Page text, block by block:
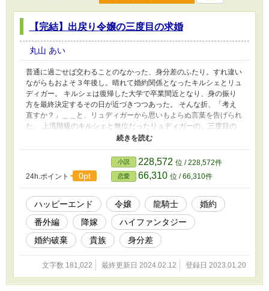
【完結】出戻り令嬢の三度目の求婚
丸山 あい
普通に過ごせば交わることのなかった、身分差のふたり。すれ違い
ながらもおよそ３年後し。晴れて婚約関係となったキルシェとリュ
ディガー。 キルシェは復帰した大学で卒業間近となり、身の振り
方を最終決定するその日が近づきつつあった。 そんな折、「考え
直すか？」＿＿と、リュディガーから思いもよらぬ言葉を告げられ
た。 上流階級のキルシェと無位だったリュディガーの、三度目の
求婚までに起きた物語。 ※「訳あり追放令嬢と暇騎士の不本意な
折った話＿＿番外編。 ※こちらだけでもお楽しみいただける構成
ですが、本編のネタバレが含まれます。 ※他サイト様にも掲載
24h.ポイント
0pt
小説 228,572 位 / 228,572件
恋愛 66,310 位 / 66,310件
ハッピーエンド 令嬢 龍騎士
婚約
番外編
降嫁
ハイファンタジー
婚約破棄
貴族 身分差
文字数 181,022 最終更新日 2024.02.12 登録日 2023.01.20